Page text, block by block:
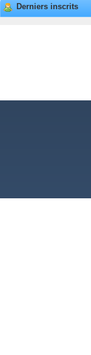
Derniers inscrits